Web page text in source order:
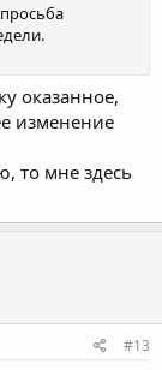
оказанное,
изменение
то мне здесь
#13